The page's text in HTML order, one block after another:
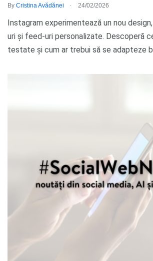
By Cristina Avădănei . 24/02/2026
Instagram experimentează un nou
uri și feed-uri personalizate. Descoperă
testate și cum ar trebui să se adapteze